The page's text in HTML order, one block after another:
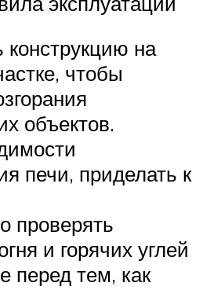
конструкцию на
чтобы
объектов.
печи, приделать к
проверять
и горячих углей
перед тем, как